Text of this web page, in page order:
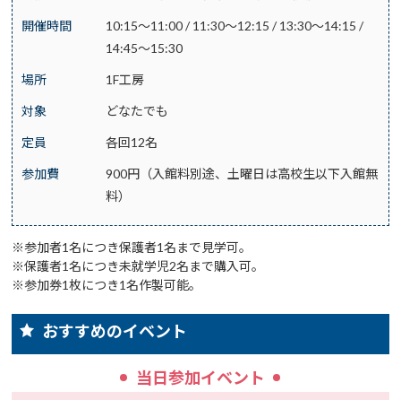
開催時間
10:15～11:00 / 11:30～12:15 / 13:30～14:15 /
14:45～15:30
場所 1F工房
対象 どなたでも
定員 各回12名
参加費
900円（入館料別途、土曜日は高校生以下入館無
料）
※参加者1名につき保護者1名まで見学可。
※保護者1名につき未就学児2名まで購入可。
※参加券1枚につき1名作製可能。
おすすめのイベント
当日参加イベント